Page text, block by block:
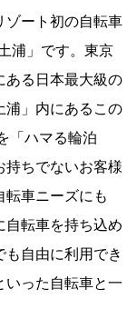
ゾート初の自転車
浦」です。東京
ある日本最大級の
浦」内にあるこの
「ハマる輪泊
持ちでないお客様
車ニーズにも
自転車を持ち込め
自由に利用でき
いった自転車と一